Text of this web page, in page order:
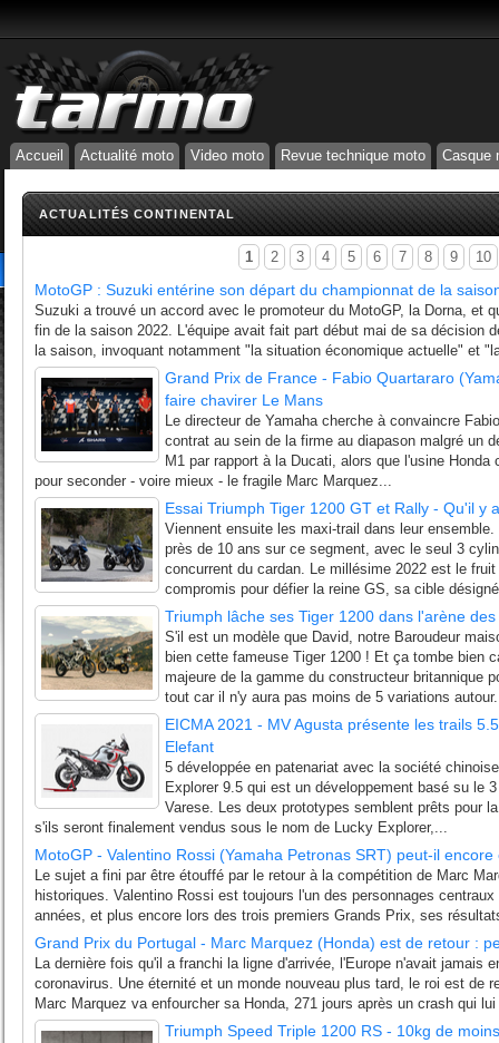
Accueil Actualité moto Video moto Revue technique moto Casque
ACTUALITÉS CONTINENTAL
1 2 3 4 5 6 7 8 9 10
MotoGP : Suzuki entérine son départ du championnat de la
Suzuki a trouvé un accord avec le promoteur du MotoGP, la Dorna, et
fin de la saison 2022. L'équipe avait fait part début mai de sa décision
la saison, invoquant notamment "la situation économique actuelle" et
Grand Prix de France - Fabio Quartararo
faire chavirer Le Mans
Le directeur de Yamaha cherche à convaincre
contrat au sein de la firme au diapason malgré un
M1 par rapport à la Ducati, alors que l'usine Honda
pour seconder - voire mieux - le fragile Marc Marquez...
Essai Triumph Tiger 1200 GT et Rally - Qu'il y
Viennent ensuite les maxi-trail dans leur
près de 10 ans sur ce segment, avec le seul 3
concurrent du cardan. Le millésime 2022 est le
compromis pour défier la reine GS, sa cible
Triumph lâche ses Tiger 1200 dans l'arène
S'il est un modèle que David, notre Baroudeur
bien cette fameuse Tiger 1200 ! Et ça tombe bien
majeure de la gamme du constructeur britannique
tout car il n'y aura pas moins de 5 variations
EICMA 2021 - MV Agusta présente les trails
Elefant
5 développée en patenariat avec la société
Explorer 9.5 qui est un développement basé su le
Varese. Les deux prototypes semblent prêts pour
s'ils seront finalement vendus sous le nom de Lucky Explorer,...
MotoGP - Valentino Rossi (Yamaha Petronas SRT) peut-il
Le sujet a fini par être étouffé par le retour à la compétition de Marc
historiques. Valentino Rossi est toujours l'un des personnages
années, et plus encore lors des trois premiers Grands Prix, ses
Grand Prix du Portugal - Marc Marquez (Honda) est de retour :
La dernière fois qu'il a franchi la ligne d'arrivée, l'Europe n'avait jamais
coronavirus. Une éternité et un monde nouveau plus tard, le roi est de
Marc Marquez va enfourcher sa Honda, 271 jours après un crash qui
Triumph Speed Triple 1200 RS - 10kg de